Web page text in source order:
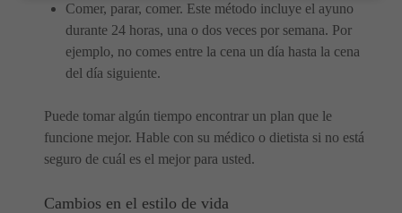
Comer, parar, comer. Este método incluye el ayuno
durante 24 horas, una o dos veces por semana. Por
ejemplo, no comes entre la cena un día hasta la cena
del día siguiente.
Puede tomar algún tiempo encontrar un plan que le
funcione mejor. Hable con su médico o dietista si no está
seguro de cuál es el mejor para usted.
Cambios en el estilo de vida